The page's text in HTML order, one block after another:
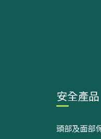
安全產品
頭部及面部